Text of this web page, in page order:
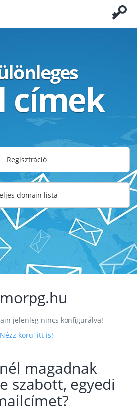
címek
Regisztráció
domain lista
jelenleg nincs konfigurálva!
Nézz körül itt is!
magadnak
szabott, egyedi